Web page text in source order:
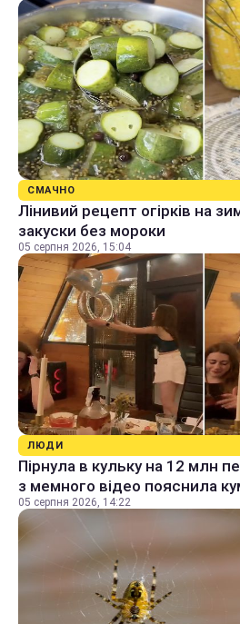
СМАЧНО
Лінивий рецепт огірків на
закуски без мороки
05 серпня 2026, 15:04
ЛЮДИ
Пірнула в кульку на 12 млн
з мемного відео пояснила
05 серпня 2026, 14:22